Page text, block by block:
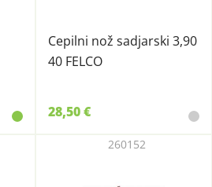
Cepilni nož sadjarski 3,90
40 FELCO
28,50 €
260152